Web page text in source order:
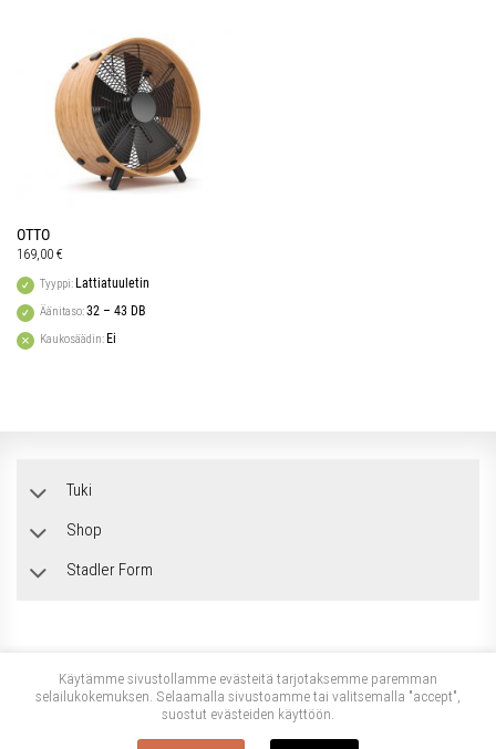
OTTO
169,00 €
Tyyppi: Lattiatuuletin
Äänitaso:32 – 43 DB
Kaukosäädin: Ei
Tuki
Shop
Stadler Form
Copyright 2026 © Stadler Form
Käytämme sivustollamme evästeitä tarjotaksemme paremman
selailukokemuksen. Selaamalla sivustoamme tai valitsemalla "accept",
suostut evästeiden käyttöön.